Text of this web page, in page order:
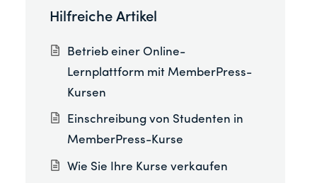
Hilfreiche Artikel
Betrieb einer Online-
Lernplattform mit MemberPress-
Kursen
Einschreibung von Studenten in
MemberPress-Kurse
Wie Sie Ihre Kurse verkaufen